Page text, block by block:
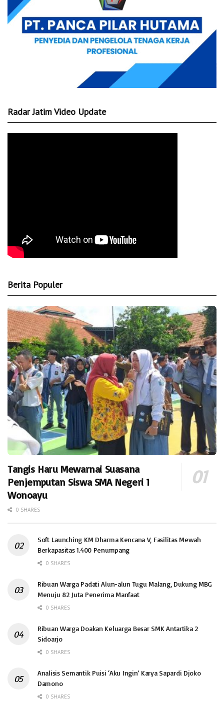
Radar Jatim Video Update
Berita Populer
Tangis Haru Mewarnai Suasana
Penjemputan Siswa SMA Negeri 1
Wonoayu
0 SHARES
Soft Launching KM Dharma Kencana V, Fasilitas Mewah
Berkapasitas 1.400 Penumpang
0 SHARES
Ribuan Warga Padati Alun-alun Tugu Malang, Dukung MBG
Menuju 82 Juta Penerima Manfaat
0 SHARES
Ribuan Warga Doakan Keluarga Besar SMK Antartika 2
Sidoarjo
0 SHARES
Analisis Semantik Puisi ‘Aku Ingin’ Karya Sapardi Djoko
Damono
0 SHARES